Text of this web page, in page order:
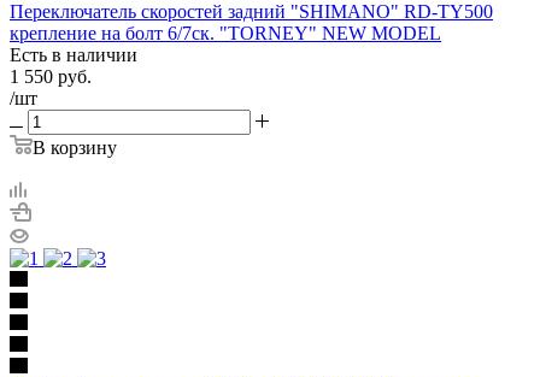
Переключатель скоростей задний "SHIMANO" RD-TY500
крепление на болт 6/7ск. "ТORNEY" NEW MODEL
Есть в наличии
1 550 руб.
/шт
В корзину